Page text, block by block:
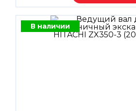
В наличии